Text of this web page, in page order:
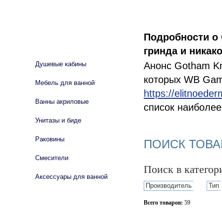
Подробности о
гринда и
Анонс Gotham
которых WB
https://
список
ПОИСК
Поиск в
Производитель Тип
Всего товаров: 59
Душевые кабины
Мебель для ванной
Ванны акриловые
Унитазы и биде
Раковины
Смесители
Аксессуары для ванной